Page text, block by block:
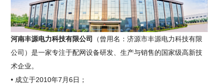
河南丰源电力科技有限公司
（曾用名：济源市丰源电力科技有限
公司）是一家专注于配网设备研发、生产与销售的国家级高新技
术企业。
• 成立于2010年7月6日；